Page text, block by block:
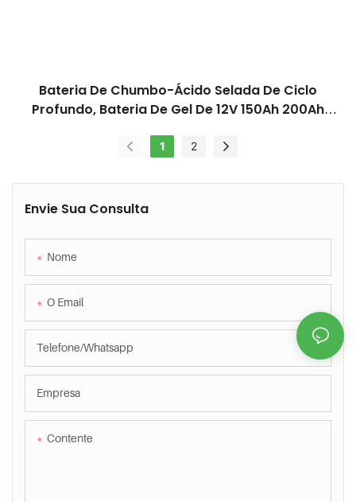
Envie Sua Consulta
Nome
O Email
Telefone/whatsapp
Empresa
Contente
Bateria De Chumbo-Ácido Selada De Ciclo
Profundo, Bateria De Gel De 12V 150Ah 200Ah
De Energia Em Veículos Recreativos.
1 2